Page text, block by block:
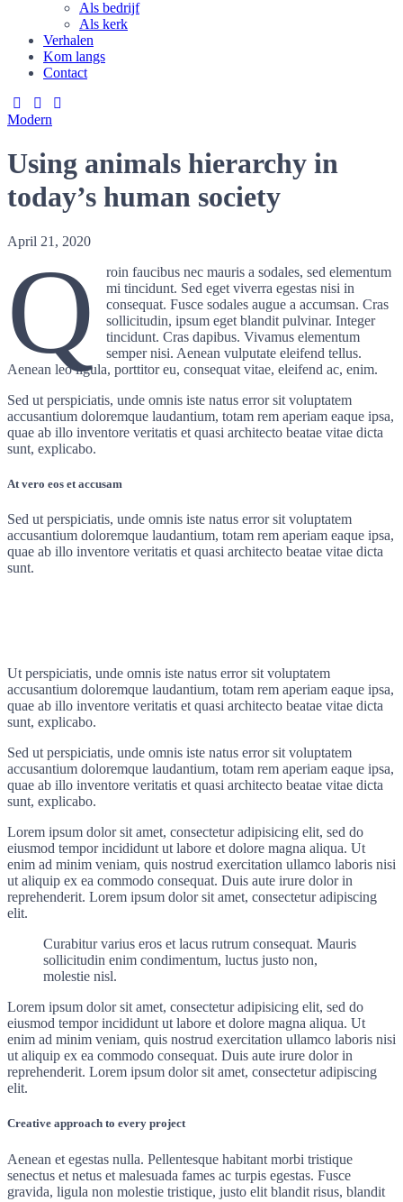
Als bedrijf
Als kerk
Verhalen
Kom langs
Contact
Modern
Using animals hierarchy in
today’s human society
April 21, 2020
Q
roin faucibus nec mauris a sodales, sed elementum
mi tincidunt. Sed eget viverra egestas nisi in
consequat. Fusce sodales augue a accumsan. Cras
sollicitudin, ipsum eget blandit pulvinar. Integer
tincidunt. Cras dapibus. Vivamus elementum
semper nisi. Aenean vulputate eleifend tellus.
Aenean leo ligula, porttitor eu, consequat vitae, eleifend ac, enim.
Sed ut perspiciatis, unde omnis iste natus error sit voluptatem
accusantium doloremque laudantium, totam rem aperiam eaque ipsa,
quae ab illo inventore veritatis et quasi architecto beatae vitae dicta
sunt, explicabo.
At vero eos et accusam
Sed ut perspiciatis, unde omnis iste natus error sit voluptatem
accusantium doloremque laudantium, totam rem aperiam eaque ipsa,
quae ab illo inventore veritatis et quasi architecto beatae vitae dicta
sunt.
Ut perspiciatis, unde omnis iste natus error sit voluptatem
accusantium doloremque laudantium, totam rem aperiam eaque ipsa,
quae ab illo inventore veritatis et quasi architecto beatae vitae dicta
sunt, explicabo.
Sed ut perspiciatis, unde omnis iste natus error sit voluptatem
accusantium doloremque laudantium, totam rem aperiam eaque ipsa,
quae ab illo inventore veritatis et quasi architecto beatae vitae dicta
sunt, explicabo.
Lorem ipsum dolor sit amet, consectetur adipisicing elit, sed do
eiusmod tempor incididunt ut labore et dolore magna aliqua. Ut
enim ad minim veniam, quis nostrud exercitation ullamco laboris nisi
ut aliquip ex ea commodo consequat. Duis aute irure dolor in
reprehenderit. Lorem ipsum dolor sit amet, consectetur adipiscing
elit.
Curabitur varius eros et lacus rutrum consequat. Mauris
sollicitudin enim condimentum, luctus justo non,
molestie nisl.
Lorem ipsum dolor sit amet, consectetur adipisicing elit, sed do
eiusmod tempor incididunt ut labore et dolore magna aliqua. Ut
enim ad minim veniam, quis nostrud exercitation ullamco laboris nisi
ut aliquip ex ea commodo consequat. Duis aute irure dolor in
reprehenderit. Lorem ipsum dolor sit amet, consectetur adipiscing
elit.
Creative approach to every project
Aenean et egestas nulla. Pellentesque habitant morbi tristique
senectus et netus et malesuada fames ac turpis egestas. Fusce
gravida, ligula non molestie tristique, justo elit blandit risus, blandit